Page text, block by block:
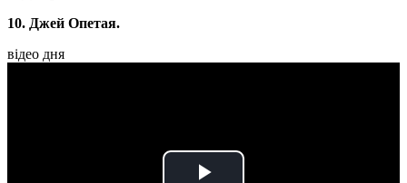
10. Джей Опетая.
відео дня